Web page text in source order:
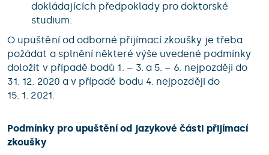
dokládajících předpoklady pro doktorské
studium.
O upuštění od odborné přijímací zkoušky je třeba
požádat a splnění některé výše uvedené podmínky
doložit v případě bodů 1. – 3. a 5. – 6. nejpozději do
31. 12. 2020 a v případě bodu 4. nejpozději do
15. 1. 2021.
Podmínky pro upuštění od jazykové části přijímací
zkoušky